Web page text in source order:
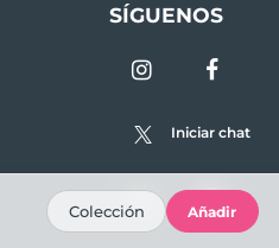
SÍGUENOS
Iniciar chat
Colección Añadir